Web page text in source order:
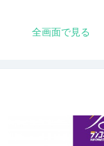
全画面で見る